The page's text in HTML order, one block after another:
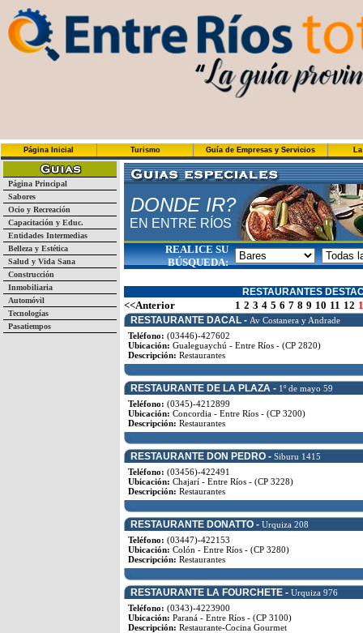
Página Inicial Turismo Guía de Empresas y Servicios
Página Principal
Sabores
Ocio y Recreación
Capacitación y Educ.
Entidades Intermedias
Belleza y Estética
Salud y Vida Sana
Construcción
Inmobiliaria
Automóvil
Tecnologías
Pasatiempos
DONDE IR?
EN ENTRE RÍOS
REALICE SU
BÚSQUEDA:
RESTAURANTES
<<Anterior 1 2 3 4 5 6 7 8 9 10 11 12
RESTAURANTE DACAL - Av Costanera y Andrade
Teléfono: (03446)-427602
Ubicación: Gualeguaychú - Entre Ríos - (CP 2820)
Descripción: Restaurantes
RESTAURANTE DE LA PLAZA - 1º de mayo 59
Teléfono: (0345)-4212899
Ubicación: Concordia - Entre Ríos - (CP 3200)
Descripción: Restaurantes
RESTAURANTE DON PEDRO - Siburu 1415
Teléfono: (03456)-422491
Ubicación: Chajarí - Entre Ríos - (CP 3228)
Descripción: Restaurantes
RESTAURANTE DONATTO - Urquiza 208
Teléfono: (03447)-422153
Ubicación: Colón - Entre Ríos - (CP 3280)
Descripción: Restaurantes
RESTAURANTE LA FOURCHETE - Urquiza 976
Teléfono: (0343)-4223900
Ubicación: Paraná - Entre Ríos - (CP 3100)
Descripción: Restaurante-Cocina Gourmet